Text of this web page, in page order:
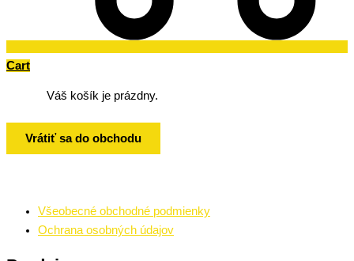
Cart
Váš košík je prázdny.
Vrátiť sa do obchodu
Všeobecné obchodné podmienky
Ochrana osobných údajov